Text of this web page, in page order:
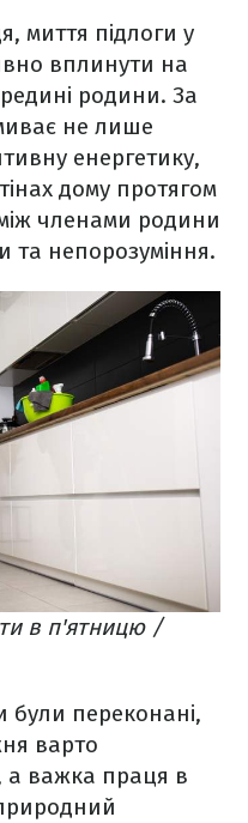
миття підлоги у
вплинути на
родини. За
не лише
енергетику,
дому протягом
членами родини
та непорозуміння.
в п'ятницю /
були переконані,
варто
а важка праця в